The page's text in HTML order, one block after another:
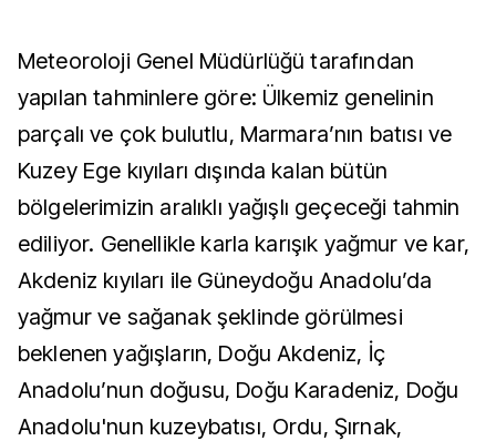
Meteoroloji Genel Müdürlüğü tarafından
yapılan tahminlere göre: Ülkemiz genelinin
parçalı ve çok bulutlu, Marmara’nın batısı ve
Kuzey Ege kıyıları dışında kalan bütün
bölgelerimizin aralıklı yağışlı geçeceği tahmin
ediliyor. Genellikle karla karışık yağmur ve kar,
Akdeniz kıyıları ile Güneydoğu Anadolu’da
yağmur ve sağanak şeklinde görülmesi
beklenen yağışların, Doğu Akdeniz, İç
Anadolu’nun doğusu, Doğu Karadeniz, Doğu
Anadolu'nun kuzeybatısı, Ordu, Şırnak,